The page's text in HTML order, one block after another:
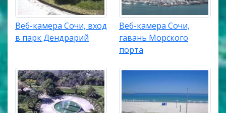
Веб-камера Сочи, вход
в парк Дендрарий
Веб-камера Сочи,
гавань Морского
порта